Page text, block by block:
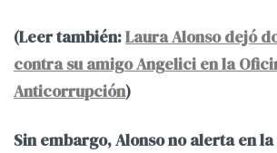
(Leer también:Laura Alonso dejó
contra su amigo Angelici en la
Anticorrupción)
Sin embargo,Alonso no alerta en